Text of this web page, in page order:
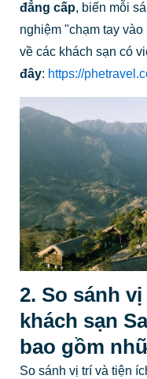
đẳng cấp, biến mỗi
nghiệm "chạm tay
về các khách sạn có
đây: https://
2. So sánh
khách sạn
bao gồm
So sánh vị trí và tiện